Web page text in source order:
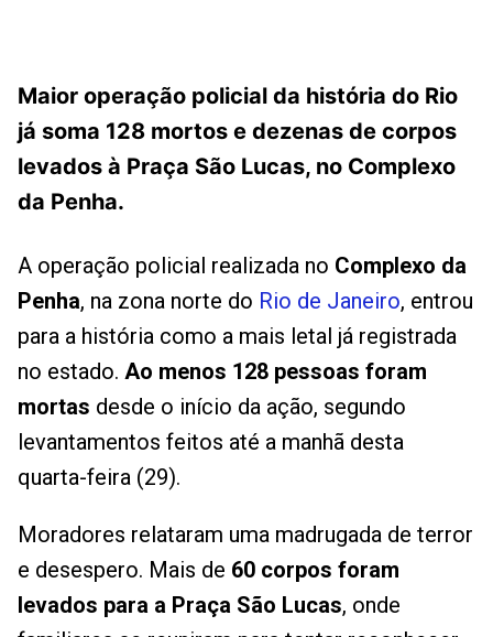
Maior operação policial da história do Rio
já soma 128 mortos e dezenas de corpos
levados à Praça São Lucas, no Complexo
da Penha.
A operação policial realizada no Complexo da
Penha, na zona norte do Rio de Janeiro, entrou
para a história como a mais letal já registrada
no estado. Ao menos 128 pessoas foram
mortas desde o início da ação, segundo
levantamentos feitos até a manhã desta
quarta-feira (29).
Moradores relataram uma madrugada de terror
e desespero. Mais de 60 corpos foram
levados para a Praça São Lucas, onde